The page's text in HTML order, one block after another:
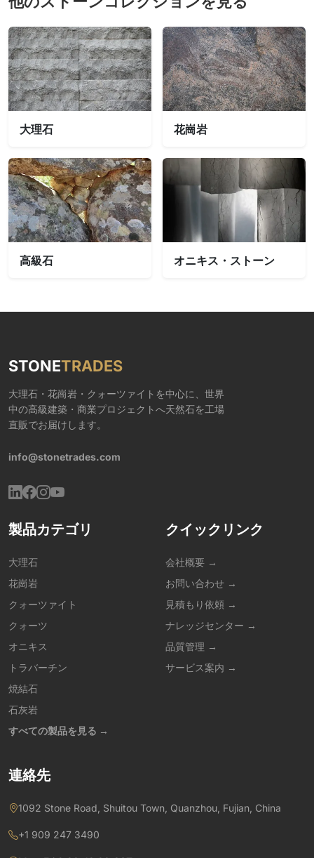
大理石 花崗岩
高級石 オニキス・ストーン
STONETRADES
大理石・花崗岩・クォーツァイトを中心に、世界
中の高級建築・商業プロジェクトへ天然石を工場
直販でお届けします。
info@stonetrades.com
製品カテゴリ
大理石
花崗岩
クォーツァイト
クォーツ
オニキス
トラバーチン
焼結石
石灰岩
すべての製品を見る →
クイックリンク
会社概要 →
お問い合わせ →
見積もり依頼 →
ナレッジセンター →
品質管理 →
サービス案内 →
連絡先
1092 Stone Road, Shuitou Town, Quanzhou, Fujian, China
+1 909 247 3490